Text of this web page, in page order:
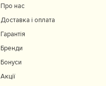
Про нас
Доставка і оплата
Гарантія
Бренди
Бонуси
Акції